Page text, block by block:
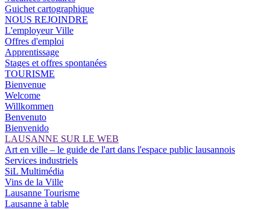
Guichet cartographique
NOUS REJOINDRE
L'employeur Ville
Offres d'emploi
Apprentissage
Stages et offres spontanées
TOURISME
Bienvenue
Welcome
Willkommen
Benvenuto
Bienvenido
LAUSANNE SUR LE WEB
Art en ville – le guide de l'art dans l'espace public lausannois
Services industriels
SiL Multimédia
Vins de la Ville
Lausanne Tourisme
Lausanne à table